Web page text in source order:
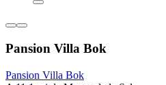
Pansion Villa Bok
Pansion Villa Bok